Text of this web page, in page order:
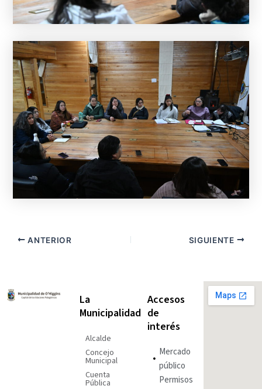
ANTERIOR SIGUIENTE
La
Municipalidad
Alcalde
Concejo
Municipal
Cuenta
Pública
Accesos
de
interés
Mercado
público
Permisos